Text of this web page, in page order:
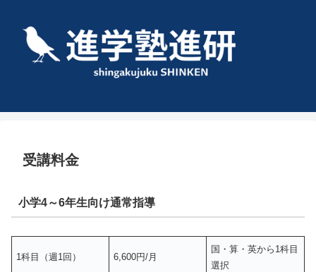
受講料金
小学4～6年生向け通常指導
1科目（週1回） 6,600円/月
国・算・英から1科目
選択